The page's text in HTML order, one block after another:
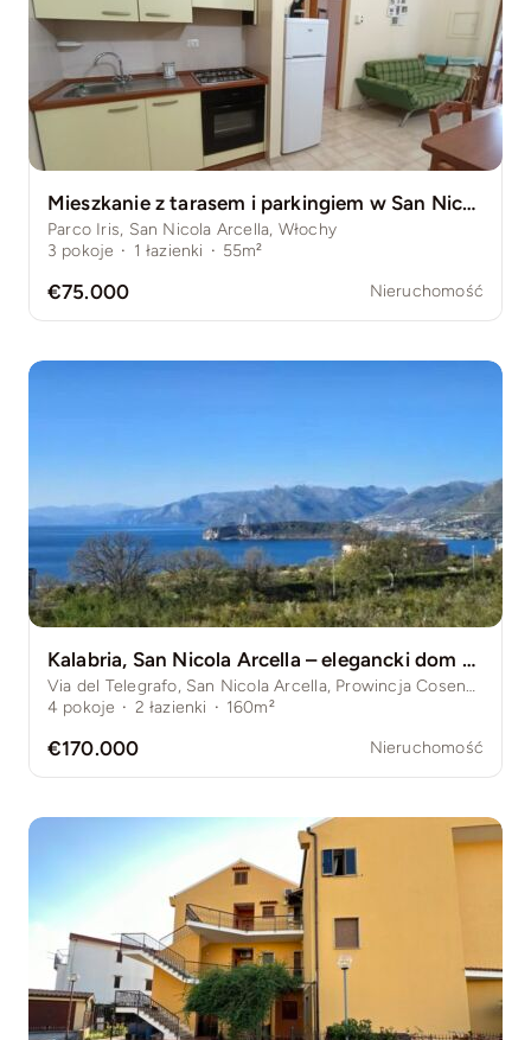
Mieszkanie z tarasem i parkingiem w San Nicola Arcella – spokojna okolica, prywatne osiedle
Parco Iris, San Nicola Arcella, Włochy
3 pokoje · 1 łazienki · 55m²
€75.000 Nieruchomość
Kalabria, San Nicola Arcella – elegancki dom szeregowy z ogrodem i widokiem na morze
Via del Telegrafo, San Nicola Arcella, Prowincja Cosenza, Włochy
4 pokoje · 2 łazienki · 160m²
€170.000 Nieruchomość